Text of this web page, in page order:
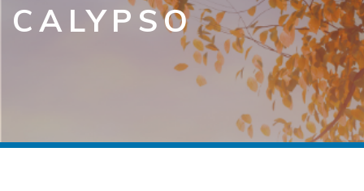
CALYPSO